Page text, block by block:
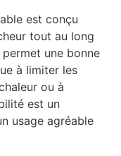
est conçu
tout au long
une bonne
à limiter les
ou à
est un
usage agréable